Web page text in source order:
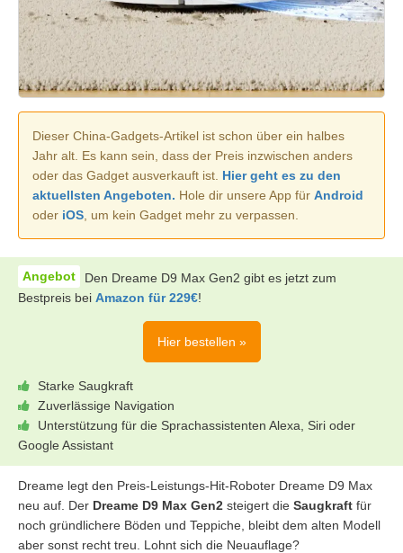
Dieser China-Gadgets-Artikel ist schon über ein halbes
Jahr alt. Es kann sein, dass der Preis inzwischen anders
oder das Gadget ausverkauft ist. Hier geht es zu den
aktuellsten Angeboten. Hole dir unsere App für Android
oder iOS , um kein Gadget mehr zu verpassen.
Den Dreame D9 Max Gen2 gibt es jetzt zum
Bestpreis bei Amazon für 229€!
Hier bestellen »
Starke Saugkraft
Zuverlässige Navigation
Unterstützung für die Sprachassistenten Alexa, Siri oder
Google Assistant
Dreame legt den Preis-Leistungs-Hit-Roboter Dreame D9 Max
neu auf. Der Dreame D9 Max Gen2 steigert die Saugkraft für
noch gründlichere Böden und Teppiche, bleibt dem alten Modell
aber sonst recht treu. Lohnt sich die Neuauflage?